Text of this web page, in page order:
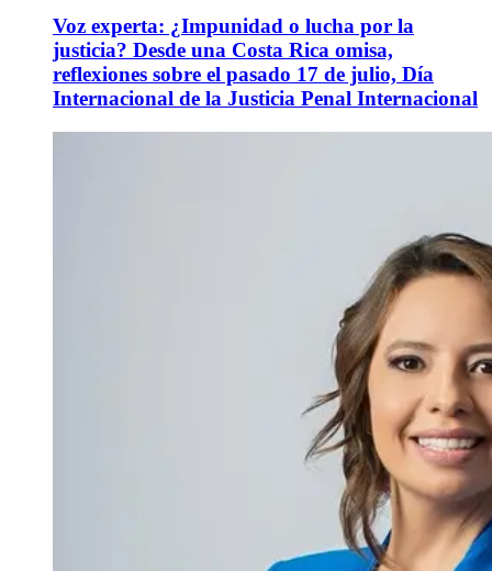
Voz experta: ¿Impunidad o lucha por la
justicia? Desde una Costa Rica omisa,
reflexiones sobre el pasado 17 de julio, Día
Internacional de la Justicia Penal Internacional